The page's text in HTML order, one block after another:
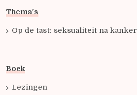
Thema's
Op de tast: seksualiteit na kanker
Boek
Lezingen